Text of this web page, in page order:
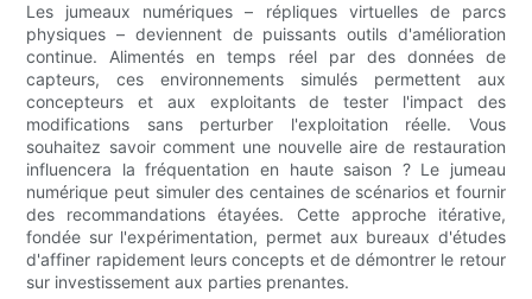
Les jumeaux numériques – répliques virtuelles de parcs
physiques – deviennent de puissants outils d'amélioration
continue. Alimentés en temps réel par des données de
capteurs, ces environnements simulés permettent aux
concepteurs et aux exploitants de tester l'impact des
modifications sans perturber l'exploitation réelle. Vous
souhaitez savoir comment une nouvelle aire de restauration
influencera la fréquentation en haute saison ? Le jumeau
numérique peut simuler des centaines de scénarios et fournir
des recommandations étayées. Cette approche itérative,
fondée sur l'expérimentation, permet aux bureaux d'études
d'affiner rapidement leurs concepts et de démontrer le retour
sur investissement aux parties prenantes.